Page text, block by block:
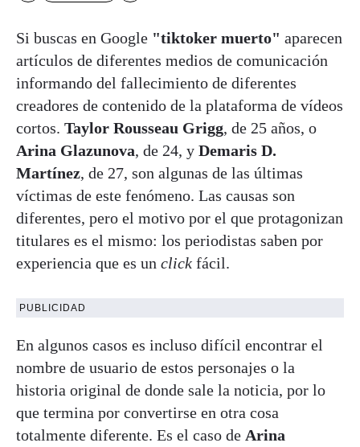
Si buscas en Google "tiktoker muerto" aparecen
artículos de diferentes medios de comunicación
informando del fallecimiento de diferentes
creadores de contenido de la plataforma de vídeos
cortos. Taylor Rousseau Grigg, de 25 años, o
Arina Glazunova, de 24, y Demaris D.
Martínez, de 27, son algunas de las últimas
víctimas de este fenómeno. Las causas son
diferentes, pero el motivo por el que protagonizan
titulares es el mismo: los periodistas saben por
experiencia que es un click fácil.
PUBLICIDAD
En algunos casos es incluso difícil encontrar el
nombre de usuario de estos personajes o la
historia original de donde sale la noticia, por lo
que termina por convertirse en otra cosa
totalmente diferente. Es el caso de Arina